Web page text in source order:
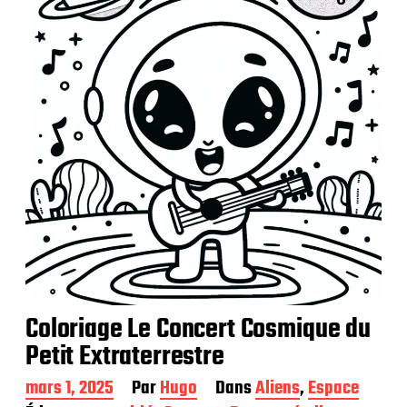
Coloriage Le Concert Cosmique du
Petit Extraterrestre
D
mars 1, 2025 ParHugo DansAliens,Espace